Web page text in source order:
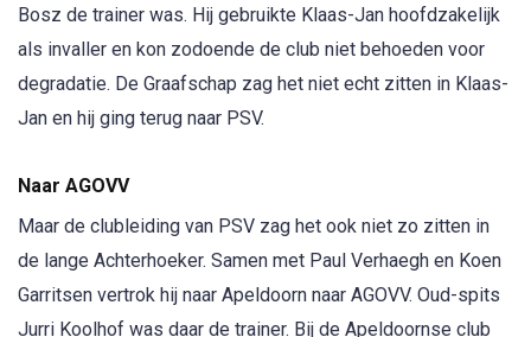
Bosz de trainer was. Hij gebruikte Klaas-Jan hoofdzakelijk
als invaller en kon zodoende de club niet behoeden voor
degradatie. De Graafschap zag het niet echt zitten in Klaas-
Jan en hij ging terug naar PSV.
Naar AGOVV
Maar de clubleiding van PSV zag het ook niet zo zitten in
de lange Achterhoeker. Samen met Paul Verhaegh en Koen
Garritsen vertrok hij naar Apeldoorn naar AGOVV. Oud-spits
Jurri Koolhof was daar de trainer. Bij de Apeldoornse club